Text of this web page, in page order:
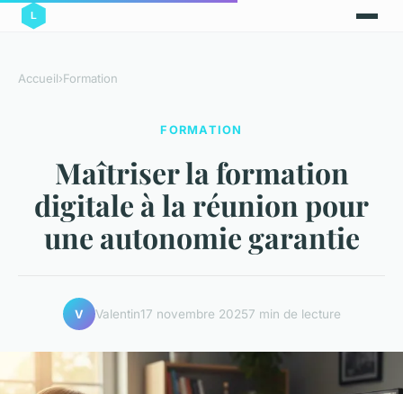
Accueil›Formation
FORMATION
Maîtriser la formation
digitale à la réunion pour
une autonomie garantie
V Valentin17 novembre 20257 min de lecture